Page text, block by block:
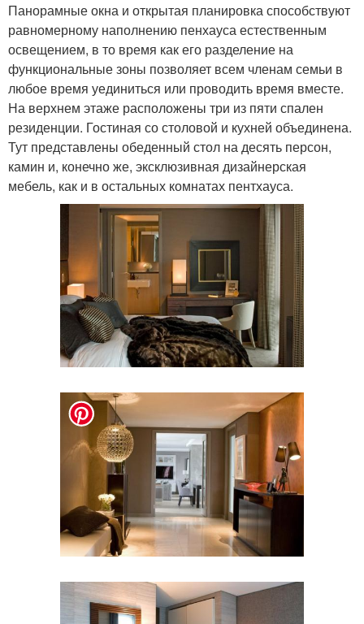
Панорамные окна и открытая планировка способствуют
равномерному наполнению пенхауса естественным
освещением, в то время как его разделение на
функциональные зоны позволяет всем членам семьи в
любое время уединиться или проводить время вместе.
На верхнем этаже расположены три из пяти спален
резиденции. Гостиная со столовой и кухней объединена.
Тут представлены обеденный стол на десять персон,
камин и, конечно же, эксклюзивная дизайнерская
мебель, как и в остальных комнатах пентхауса.